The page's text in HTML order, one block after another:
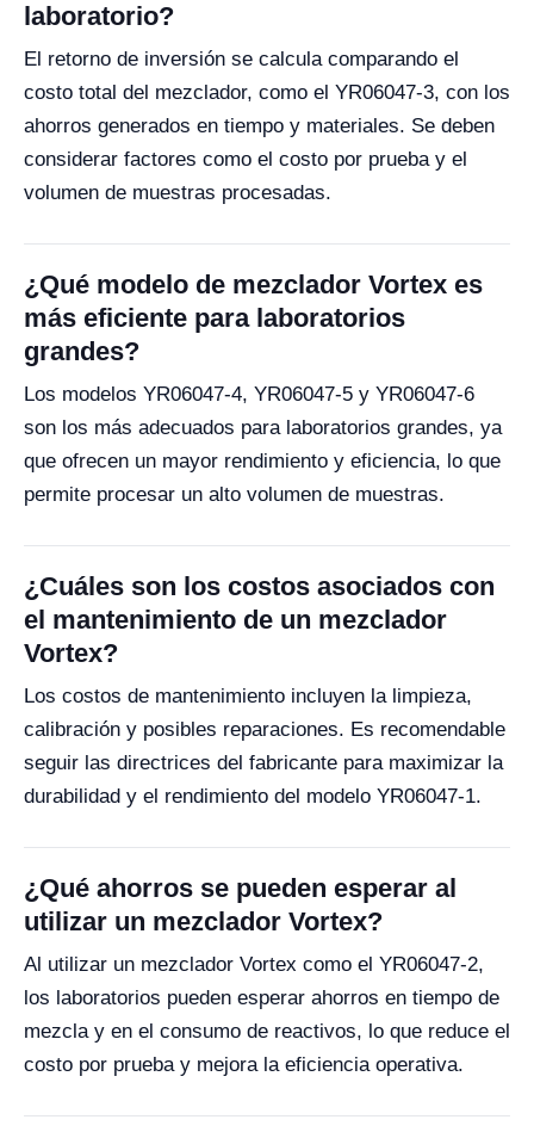
laboratorio?
El retorno de inversión se calcula comparando el
costo total del mezclador, como el YR06047-3, con los
ahorros generados en tiempo y materiales. Se deben
considerar factores como el costo por prueba y el
volumen de muestras procesadas.
¿Qué modelo de mezclador Vortex es
más eficiente para laboratorios
grandes?
Los modelos YR06047-4, YR06047-5 y YR06047-6
son los más adecuados para laboratorios grandes, ya
que ofrecen un mayor rendimiento y eficiencia, lo que
permite procesar un alto volumen de muestras.
¿Cuáles son los costos asociados con
el mantenimiento de un mezclador
Vortex?
Los costos de mantenimiento incluyen la limpieza,
calibración y posibles reparaciones. Es recomendable
seguir las directrices del fabricante para maximizar la
durabilidad y el rendimiento del modelo YR06047-1.
¿Qué ahorros se pueden esperar al
utilizar un mezclador Vortex?
Al utilizar un mezclador Vortex como el YR06047-2,
los laboratorios pueden esperar ahorros en tiempo de
mezcla y en el consumo de reactivos, lo que reduce el
costo por prueba y mejora la eficiencia operativa.